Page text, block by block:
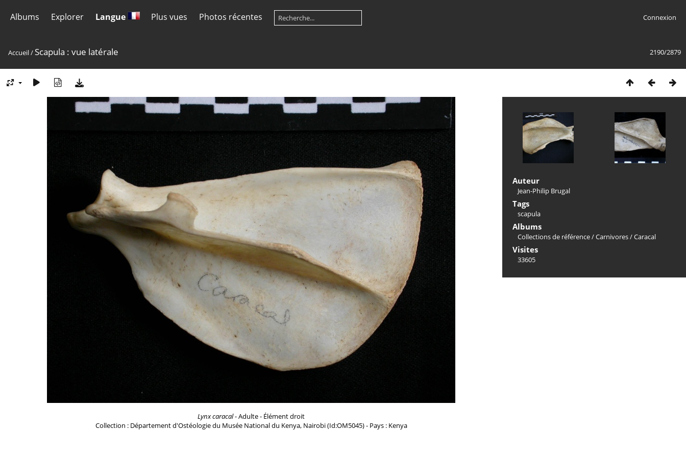
Albums Explorer Langue Plus vues Photos récentes Connexion
2190/2879
Accueil/ Scapula : vue latérale
Lynx caracal- Adulte - Élément droit
Collection : Département d'Ostéologie du Musée National du Kenya, Nairobi (Id:OM5045) - Pays : Kenya
Auteur
Jean-Philip Brugal
Tags
scapula
Albums
Collections de référence/Carnivores/Caracal
Visites
33605